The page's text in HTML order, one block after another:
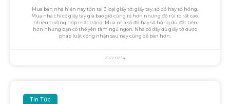
Mua bán nhà hiện nay tồn tại 3 loại giấy tờ: giấy tay, sổ đỏ hay sổ hồng.
Mua nhà chỉ có giấy tay giá bao giờ cũng rẻ hơn nhưng độ rủi ro rất cao,
nhiều trường hợp mất trắng. Mua nhà sổ đỏ hay sổ hồng dù đắt tiền
hơn nhưng bạn có thể yên tâm ngủ ngon. Nhà có đầy đủ giấy tờ được
pháp luật công nhận sau này cũng dễ bán hơn.
2022-02-14
Tin Tức